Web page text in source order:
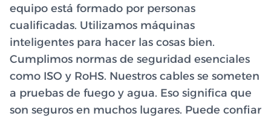
equipo está formado por personas
cualificadas. Utilizamos máquinas
inteligentes para hacer las cosas bien.
Cumplimos normas de seguridad esenciales
como ISO y RoHS. Nuestros cables se someten
a pruebas de fuego y agua. Eso significa que
son seguros en muchos lugares. Puede confiar